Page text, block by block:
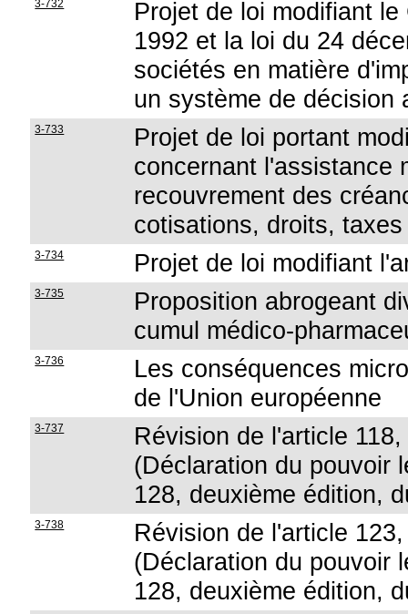
3-732
Projet de loi modifiant
1992 et la loi du 24
sociétés en matière
un système de décision
3-733
Projet de loi portant
concernant l'assistance
recouvrement des
cotisations, droits,
3-734 Projet de loi modifiant
3-735
Proposition abrogeant
cumul médico-
3-736
Les conséquences
de l'Union européenne
3-737
Révision de l'article
(Déclaration du pouvoir
128, deuxième édition,
3-738
Révision de l'article
(Déclaration du pouvoir
128, deuxième édition,